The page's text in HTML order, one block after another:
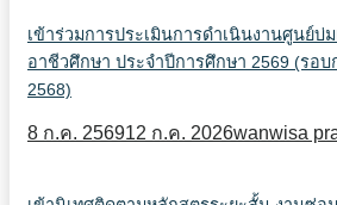
เข้าร่วมการประเมินการดำเนินงานศูนย์บ่
อาชีวศึกษา ประจำปีการศึกษา 2569 (รอบ
2568)
8 ก.ค. 256912 ก.ค. 2026wanwisa